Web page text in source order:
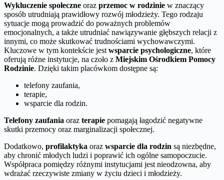
Wykluczenie społeczne oraz przemoc w rodzinie w znaczący
sposób utrudniają prawidłowy rozwój młodzieży. Tego rodzaju
sytuacje mogą prowadzić do poważnych problemów
emocjonalnych, a także utrudniać nawiązywanie głębszych relacji z
innymi, co może skutkować trudnościami wychowawczymi.
Kluczowe w tym kontekście jest wsparcie psychologiczne, które
oferują różne instytucje, na czoło z Miejskim Ośrodkiem Pomocy
Rodzinie. Dzięki takim placówkom dostępne są:
telefony zaufania,
terapie,
wsparcie dla rodzin.
Telefony zaufania oraz terapie pomagają łagodzić negatywne
skutki przemocy oraz marginalizacji społecznej.
Dodatkowo, profilaktyka oraz wsparcie dla rodzin są niezbędne,
aby chronić młodych ludzi i poprawić ich ogólne samopoczucie.
Współpraca pomiędzy różnymi instytucjami jest nieodzowna, aby
wdrażać rzeczywiste zmiany w życiu dzieci i młodzieży.